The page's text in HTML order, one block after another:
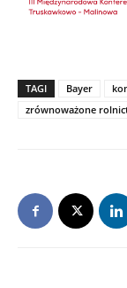
TAGI Bayer
zrównoważone